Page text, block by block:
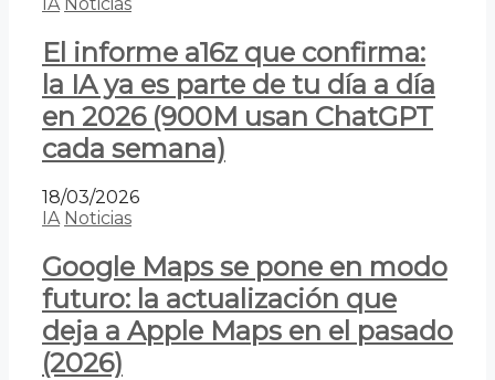
El informe a16z que confirma:
la IA ya es parte de tu día a día
en 2026 (900M usan ChatGPT
cada semana)
18/03/2026
IA Noticias
Google Maps se pone en modo
futuro: la actualización que
deja a Apple Maps en el pasado
(2026)